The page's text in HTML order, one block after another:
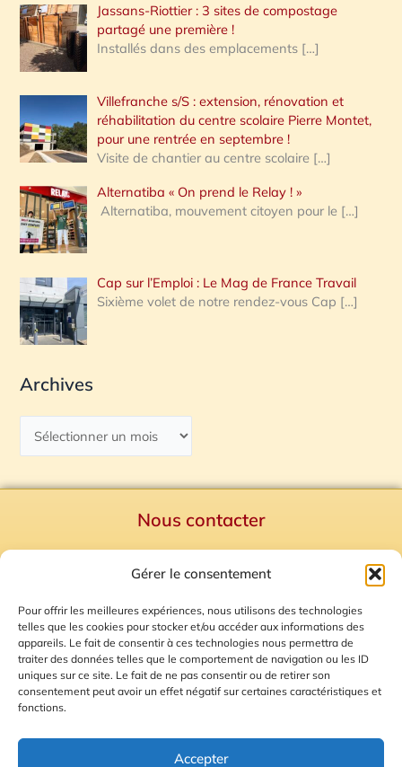
Gérer le consentement
Pour offrir les meilleures expériences, nous utilisons des technologies
telles que les cookies pour stocker et/ou accéder aux informations des
appareils. Le fait de consentir à ces technologies nous permettra de
traiter des données telles que le comportement de navigation ou les ID
uniques sur ce site. Le fait de ne pas consentir ou de retirer son
consentement peut avoir un effet négatif sur certaines caractéristiques et
fonctions.
Accepter
Jassans-Riottier : 3 sites de compostage
partagé une première !
Installés dans des emplacements […]
Villefranche s/S : extension, rénovation et
réhabilitation du centre scolaire Pierre Montet,
pour une rentrée en septembre !
Visite de chantier au centre scolaire […]
Alternatiba « On prend le Relay ! »
Alternatiba, mouvement citoyen pour le […]
Cap sur l’Emploi : Le Mag de France Travail
Sixième volet de notre rendez-vous Cap […]
Archives
Nous contacter
Mentions Légales
Plan du site
Gestion des Cookies